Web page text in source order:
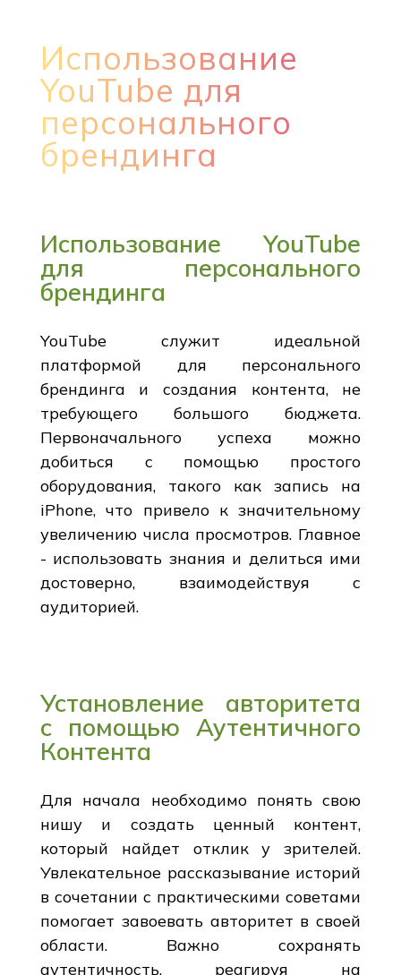
Использование
YouTube для
персонального
брендинга
Использование YouTube
для персонального
брендинга
YouTube служит идеальной
платформой для персонального
брендинга и создания контента, не
требующего большого бюджета.
Первоначального успеха можно
добиться с помощью простого
оборудования, такого как запись на
iPhone, что привело к значительному
увеличению числа просмотров. Главное
- использовать знания и делиться ими
достоверно, взаимодействуя с
аудиторией.
Установление авторитета
с помощью Аутентичного
Контента
Для начала необходимо понять свою
нишу и создать ценный контент,
который найдет отклик у зрителей.
Увлекательное рассказывание историй
в сочетании с практическими советами
помогает завоевать авторитет в своей
области. Важно сохранять
аутентичность, реагируя на